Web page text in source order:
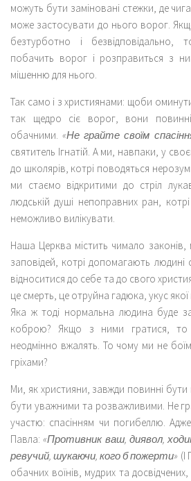
можуть бути заміновані стежки, де
може застосувати до нього ворог.
безтурботно і
побачить ворог і розправиться з
мішенню для нього.
Так само і з християнами: щоби
так щедро сіє ворог, вони
обачними.«Не грайте своїм
святитель Ігнатій. А ми, навпаки, у
до школярів, котрі поводяться
ми стаємо відкритими до стріл
людській душі непоправних ран,
неможливо вилікувати.
Наша Церква містить чимало
заповідей, котрі допомагають людині
відноситися до себе та до свого
це смерть, це отруйна гадюка, укус
Яка ж тоді нормальна людина буде
коброю? Якщо з ними гратися,
неодмінно вжалять. То чому ми не
гріхами?
Ми, як християни, завжди повинні
бути уважними та розважливими. Не
участю: спасінням чи погибеллю.
Павла:«Противник ваш, диявол,
ревучий, шукаючи, кого б пожерти»
обачних воїнів, мудрих та